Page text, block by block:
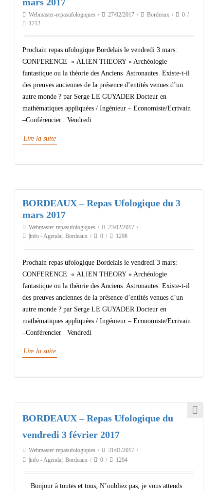
Webmaster-repasufologiques 27/02/2017 Bordeaux
0
1212
Prochain repas ufologique Bordelais le vendredi 3 mars:
CONFERENCE « ALIEN THEORY » Archéologie
fantastique ou la théorie des Anciens Astronautes. Existe-t-il
des preuves anciennes de la présence d’entités venues d’un
autre monde ? par Serge LE GUYADER Docteur en
mathématiques appliquées / Ingénieur – Economiste/Ecrivain
–Conférencier Vendredi
Lire la suite
BORDEAUX – Repas Ufologique du 3
mars 2017
Webmaster-repasufologiques
23/02/2017
|info - Agenda|, Bordeaux 0 1298
Prochain repas ufologique Bordelais le vendredi 3 mars:
CONFERENCE « ALIEN THEORY » Archéologie
fantastique ou la théorie des Anciens Astronautes. Existe-t-il
des preuves anciennes de la présence d’entités venues d’un
autre monde ? par Serge LE GUYADER Docteur en
mathématiques appliquées / Ingénieur – Economiste/Ecrivain
–Conférencier Vendredi
Lire la suite
BORDEAUX – Repas Ufologique du
vendredi 3 février 2017
Webmaster-repasufologiques
31/01/2017
|info - Agenda|, Bordeaux 0 1294
Bonjour à toutes et tous, N’oubliez pas, je vous attends